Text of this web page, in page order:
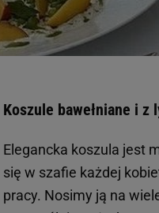
Koszule bawełniane i z
Elegancka koszula jest
się w szafie każdej
pracy. Nosimy ją na